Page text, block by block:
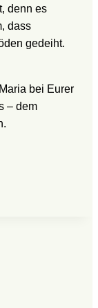
denn es
dass
gedeiht.
bei Eurer
– dem